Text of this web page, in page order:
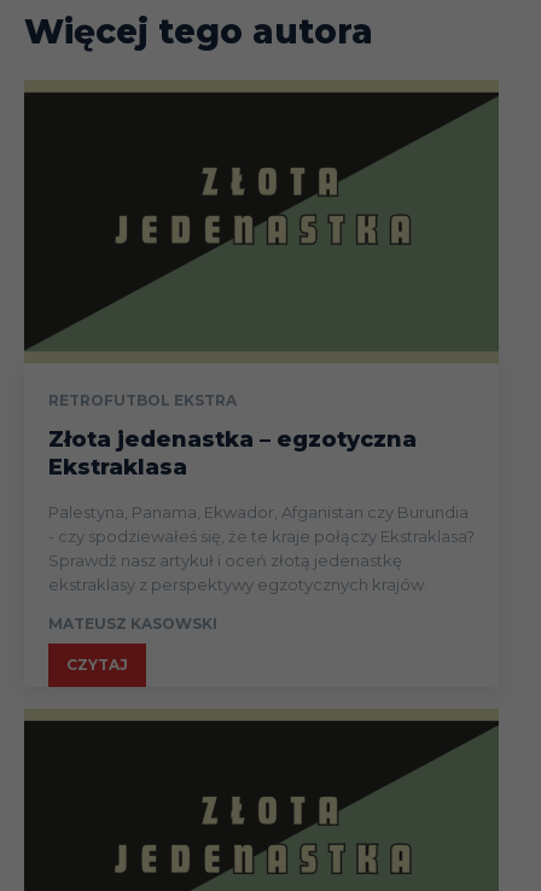
Więcej tego autora
RETROFUTBOL EKSTRA
Złota jedenastka – egzotyczna
Ekstraklasa
Palestyna, Panama, Ekwador, Afganistan czy Burundia
- czy spodziewałeś się, że te kraje połączy Ekstraklasa?
Sprawdź nasz artykuł i oceń złotą jedenastkę
ekstraklasy z perspektywy egzotycznych krajów.
MATEUSZ KASOWSKI
CZYTAJ